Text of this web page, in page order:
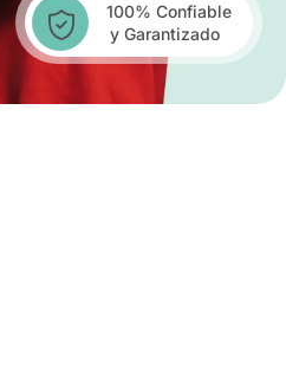
100% Confiable
y Garantizado